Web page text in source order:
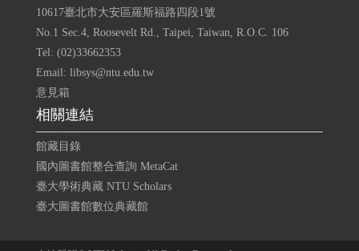
10617臺北市大安區羅斯福路四段1號
No.1 Sec.4, Roosevelt Rd., Taipei, Taiwan, R.O.C. 106
Tel: (02)33662353
Email: libsys@ntu.edu.tw
意見箱
相關連結
館藏目錄
國內圖書館整合查詢 MetaCat
臺大學術典藏 NTU Scholars
臺大圖書館數位典藏館